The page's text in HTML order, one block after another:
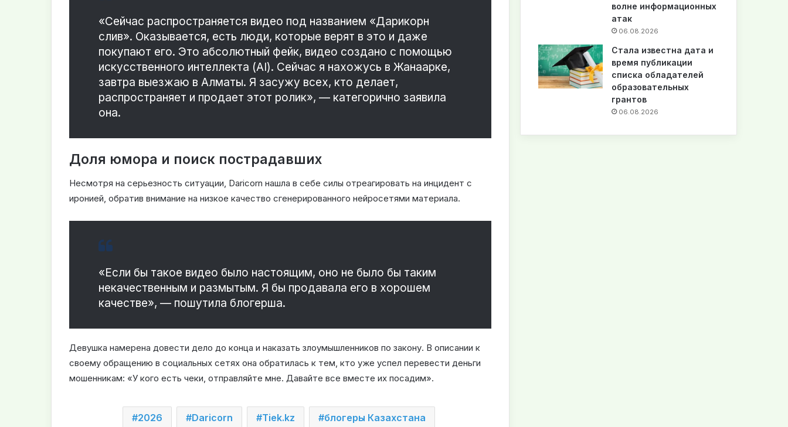
«Сейчас распространяется видео под названием «Дарикорн
слив». Оказывается, есть люди, которые верят в это и даже
покупают его. Это абсолютный фейк, видео создано с помощью
искусственного интеллекта (AI). Сейчас я нахожусь в Жанаарке,
завтра выезжаю в Алматы. Я засужу всех, кто делает,
распространяет и продает этот ролик», — категорично заявила
она.
Доля юмора и поиск пострадавших
Несмотря на серьезность ситуации, Daricorn нашла в себе силы отреагировать на инцидент с
иронией, обратив внимание на низкое качество сгенерированного нейросетями материала.
«Если бы такое видео было настоящим, оно не было бы таким
некачественным и размытым. Я бы продавала его в хорошем
качестве», — пошутила блогерша.
Девушка намерена довести дело до конца и наказать злоумышленников по закону. В описании к
своему обращению в социальных сетях она обратилась к тем, кто уже успел перевести деньги
мошенникам: «У кого есть чеки, отправляйте мне. Давайте все вместе их посадим».
2026 Daricorn Tiek.kz блогеры Казахстана
волне информационных
атак
06.08.2026
Стала известна дата и
время публикации
списка обладателей
образовательных
грантов
06.08.2026